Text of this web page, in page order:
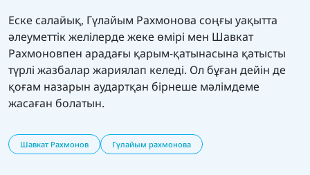
Еске салайық, Гүлайым Рахмонова соңғы уақытта
әлеуметтік желілерде жеке өмірі мен Шавкат
Рахмоновпен арадағы қарым-қатынасына қатысты
түрлі жазбалар жариялап келеді. Ол бұған дейін де
қоғам назарын аудартқан бірнеше мәлімдеме
жасаған болатын.
Шавкат Рахмонов Гүлайым рахмонова